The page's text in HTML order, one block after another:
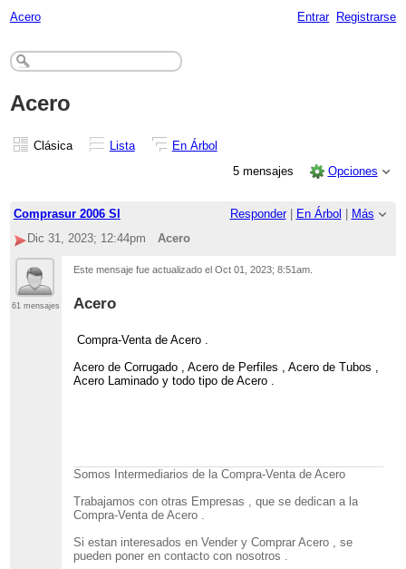
Acero Entrar Registrarse
Acero
Clásica Lista
En Árbol
5 mensajes
Opciones
Comprasur 2006 Sl Responder| En Árbol
Más
Dic 31, 2023; 12:44pm
Acero
61 mensajes
Este mensaje fue actualizado elOct 01, 2023; 8:51am
Acero
Compra-Venta de Acero .
Acero de Corrugado , Acero de Perfiles , Acero de Tubos ,
Acero Laminado y todo tipo de Acero .
Somos Intermediarios de la Compra-Venta de Acero
Trabajamos con otras Empresas , que se dedican a la
Compra-Venta de Acero .
Si estan interesados en Vender y Comprar Acero , se
pueden poner en contacto con nosotros .